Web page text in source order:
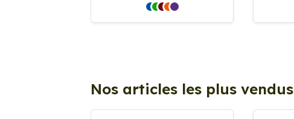
Nos articles les plus vendus